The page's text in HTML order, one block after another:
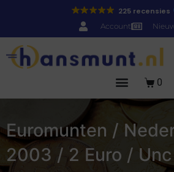
225 recensies
Account
0
Euromunten /
2003 / 2 Euro / Unc